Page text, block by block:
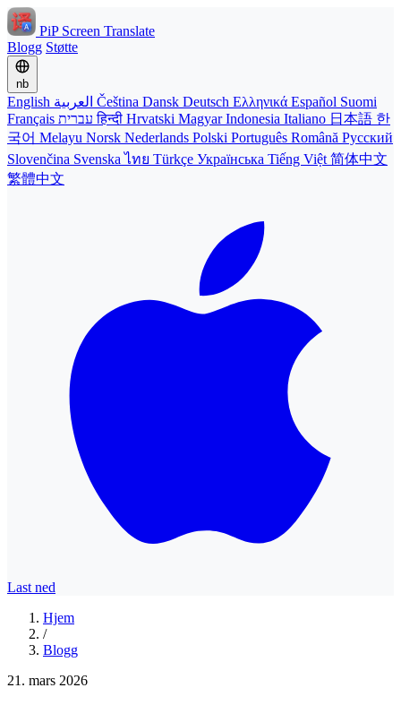
PiP Screen Translate
Blogg Støtte
nb
English Čeština Dansk Deutsch Ελληνικά Español Suomi
Français
עבריתहिन्दी Hrvatski MagyarIndonesia Italiano 日本語 한
국어 Melayu Norsk Nederlands Polski Português Română Русский
Slovenčina Svenskaไทย Türkçe Українська Tiếng Việt 简体中文
繁體中文
Last ned
Hjem
/
Blogg
21. mars 2026